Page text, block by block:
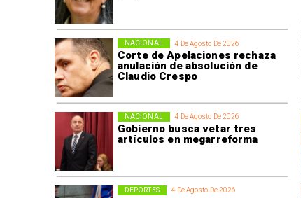
4 De Agosto De 2026
Corte de Apelaciones rechaza
anulación de absolución de
Claudio Crespo
NACIONAL
4 De Agosto De 2026
Gobierno busca vetar tres
artículos en megarreforma
NACIONAL
4 De Agosto De 2026
DEPORTES